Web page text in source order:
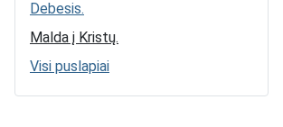
Debesis.
Malda į Kristų.
Visi puslapiai